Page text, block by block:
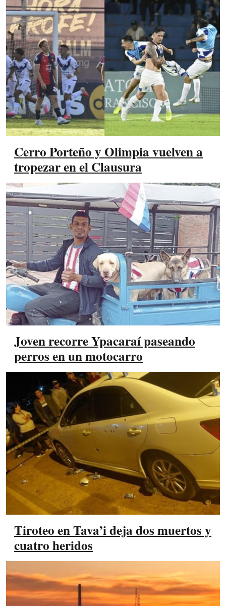
Cerro Porteño y Olimpia vuelven a
tropezar en el Clausura
Joven recorre Ypacaraí paseando
perros en un motocarro
Tiroteo en Tava’i deja dos muertos y
cuatro heridos